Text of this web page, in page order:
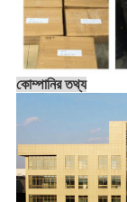
কোম্পানির তথ্য